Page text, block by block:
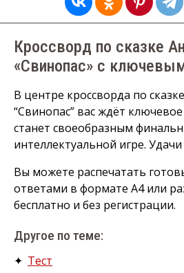
Кроссворд по сказке
«Свинопас» с
В центре кроссворда по
“Свинопас” вас ждёт
станет своеобразным
интеллектуальной игре.
Вы можете распечатать
ответами в формате А4 или
бесплатно и без регистрации.
Другое по теме:
✦ Тест